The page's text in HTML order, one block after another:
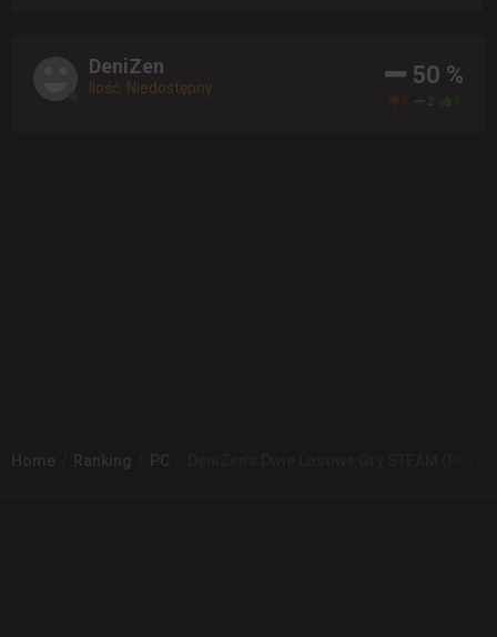
DeniZen
Ilość: Niedostępny 50 %
0